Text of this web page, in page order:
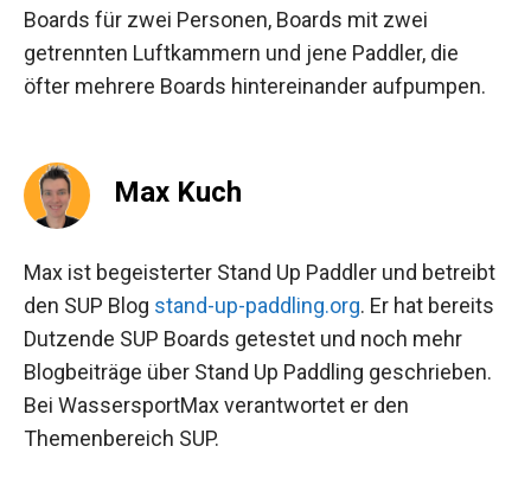
Boards für zwei Personen, Boards mit zwei
getrennten Luftkammern und jene Paddler, die
öfter mehrere Boards hintereinander aufpumpen.
Max Kuch
Max ist begeisterter Stand Up Paddler und betreibt
den SUP Blog stand-up-paddling.org. Er hat bereits
Dutzende SUP Boards getestet und noch mehr
Blogbeiträge über Stand Up Paddling geschrieben.
Bei WassersportMax verantwortet er den
Themenbereich SUP.